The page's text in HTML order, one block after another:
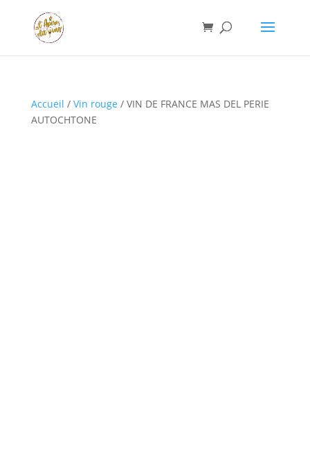
Accueil / Vin rouge / VIN DE FRANCE MAS DEL PERIE
AUTOCHTONE